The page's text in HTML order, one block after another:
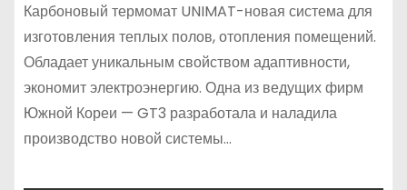
Карбоновый термомат UNIMAT-новая система для
изготовления теплых полов, отопления помещений.
Обладает уникальным свойством адаптивности,
экономит электроэнергию. Одна из ведущих фирм
Южной Кореи — GT3 разработала и наладила
производство новой системы…